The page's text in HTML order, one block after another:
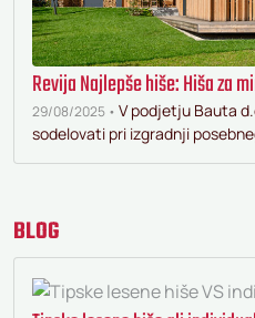
Revija Najlepše hiše: Hiša za
29/08/2025 • V podjetju Bauta
sodelovati pri izgradnji
BLOG